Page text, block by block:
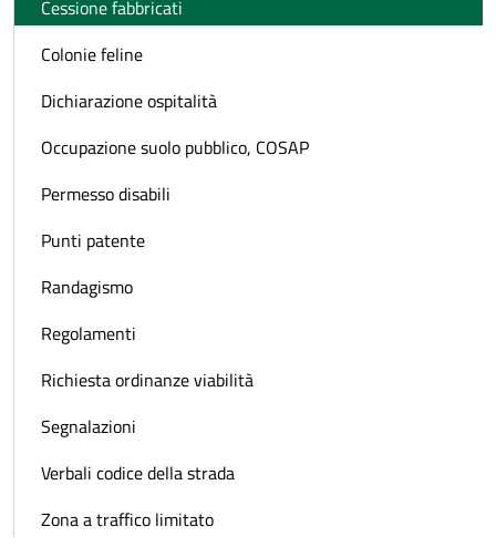
Cessione fabbricati
Colonie feline
Dichiarazione ospitalità
Occupazione suolo pubblico, COSAP
Permesso disabili
Punti patente
Randagismo
Regolamenti
Richiesta ordinanze viabilità
Segnalazioni
Verbali codice della strada
Zona a traffico limitato